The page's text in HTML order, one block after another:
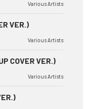
Various Artists
VER.)
Various Artists
COVER VER.)
Various Artists